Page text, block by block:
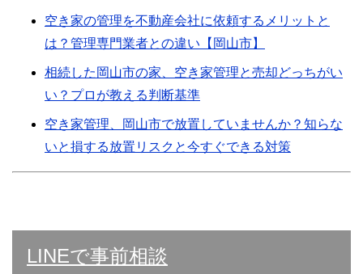
空き家の管理を不動産会社に依頼するメリットと
は？管理専門業者との違い【岡山市】
相続した岡山市の家、空き家管理と売却どっちがい
い？プロが教える判断基準
空き家管理、岡山市で放置していませんか？知らな
いと損する放置リスクと今すぐできる対策
LINEで事前相談